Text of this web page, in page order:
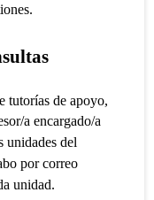
tutorías de apoyo,
a encargado/a
unidades del
por correo
unidad.